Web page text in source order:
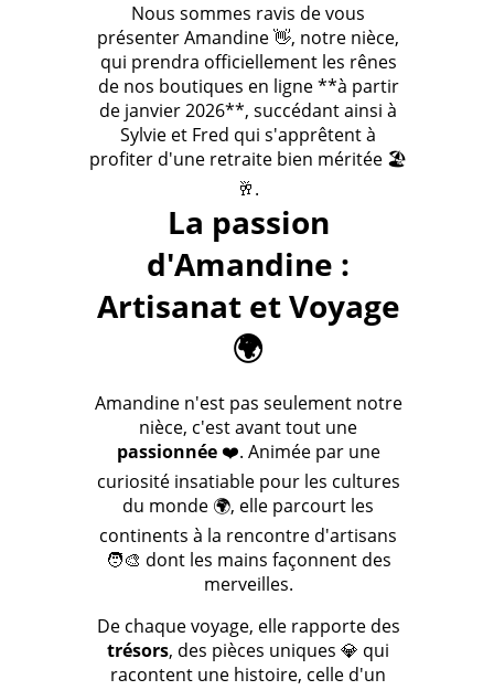
Nous sommes ravis de vous
présenter Amandine 👋, notre nièce,
qui prendra officiellement les rênes
de nos boutiques en ligne **à partir
de janvier 2026**, succédant ainsi à
Sylvie et Fred qui s'apprêtent à
profiter d'une retraite bien méritée 🏖️
🥂.
La passion
d'Amandine :
Artisanat et Voyage
🌍
Amandine n'est pas seulement notre
nièce, c'est avant tout une
passionnée❤️. Animée par une
curiosité insatiable pour les cultures
du monde 🌍, elle parcourt les
continents à la rencontre d'artisans
🧑‍🎨 dont les mains façonnent des
merveilles.
De chaque voyage, elle rapporte des
trésors, des pièces uniques 💎 qui
racontent une histoire, celle d'un